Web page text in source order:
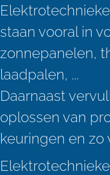
staan vooral in
zonnepanelen,
laadpalen, ...
Daarnaast
oplossen van
keuringen en zo